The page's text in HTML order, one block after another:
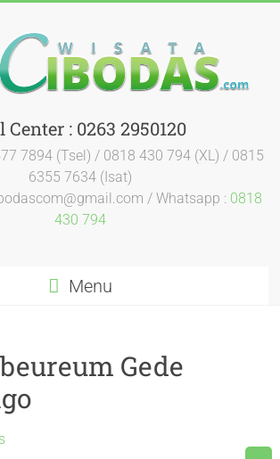
Center : 0263 2950120
7894 (Tsel) / 0818 430 794 (XL) / 0815
6355 7634 (Isat)
/ Whatsapp : 0818
430 794
Menu
Gede